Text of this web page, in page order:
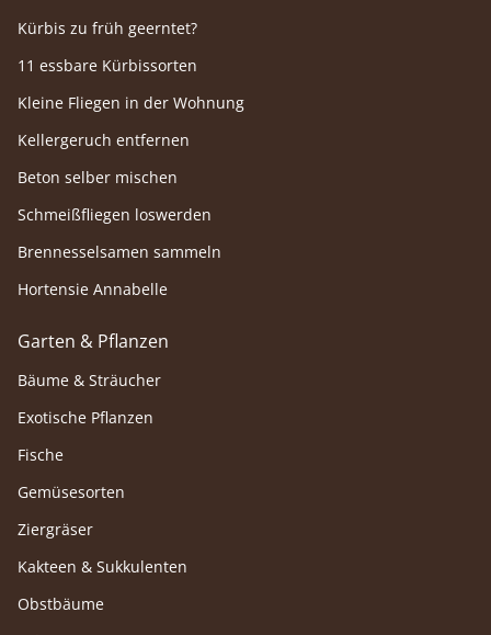
Kürbis zu früh geerntet?
11 essbare Kürbissorten
Kleine Fliegen in der Wohnung
Kellergeruch entfernen
Beton selber mischen
Schmeißfliegen loswerden
Brennesselsamen sammeln
Hortensie Annabelle
Garten & Pflanzen
Bäume & Sträucher
Exotische Pflanzen
Fische
Gemüsesorten
Ziergräser
Kakteen & Sukkulenten
Obstbäume